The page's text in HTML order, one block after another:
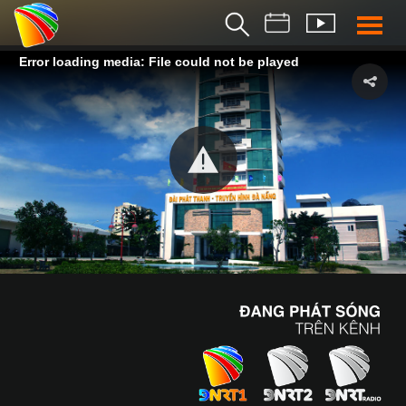
THỜI
BẢN TIN
THỜI SỰ
DA NANG TV
BẢN TIN MIỀN
BẢN TIN
360 DU LỊCH ĐÀ
AN SINH XÃ
AN NINH ĐÀ
Error loading media: File could not be played